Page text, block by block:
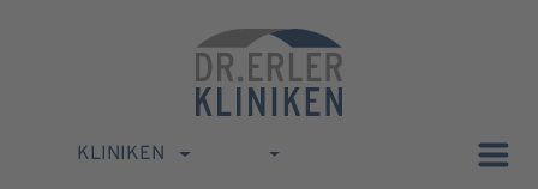
KLINIKEN